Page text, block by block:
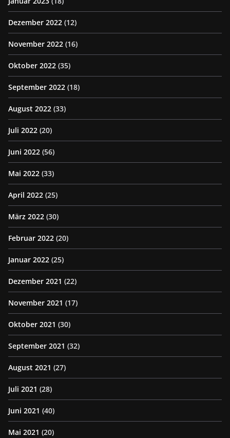
Dezember 2022 (12)
November 2022 (16)
Oktober 2022 (35)
September 2022 (18)
August 2022 (33)
Juli 2022 (20)
Juni 2022 (56)
Mai 2022 (33)
April 2022 (25)
März 2022 (30)
Februar 2022 (20)
Januar 2022 (25)
Dezember 2021 (22)
November 2021 (17)
Oktober 2021 (30)
September 2021 (32)
August 2021 (27)
Juli 2021 (28)
Juni 2021 (40)
Mai 2021 (20)